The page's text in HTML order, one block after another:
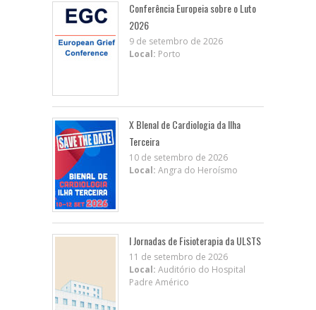
Conferência Europeia sobre o Luto
2026
9 de setembro de 2026
Local: Porto
X BIenal de Cardiologia da Ilha
Terceira
10 de setembro de 2026
Local: Angra do Heroísmo
I Jornadas de Fisioterapia da ULSTS
11 de setembro de 2026
Local: Auditório do Hospital
Padre Américo